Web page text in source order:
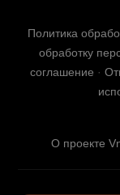
Политика
обработку
соглашение ·
О проекте